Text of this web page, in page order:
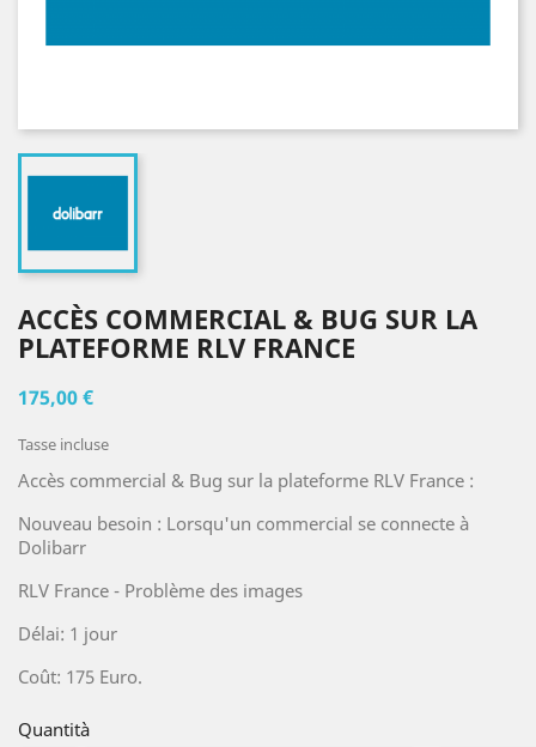
ACCÈS COMMERCIAL & BUG SUR LA
PLATEFORME RLV FRANCE
175,00 €
Tasse incluse
Accès commercial & Bug sur la plateforme RLV France :
Nouveau besoin : Lorsqu'un commercial se connecte à
Dolibarr
RLV France - Problème des images
Délai: 1 jour
Coût: 175 Euro.
Quantità